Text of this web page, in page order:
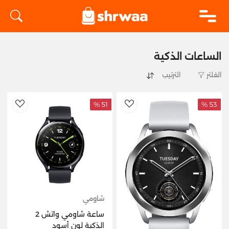
الساعات الذكية
الفلتر
AddToWishlist
53 %
51 %
شاومي
ساعة شاومي واتش 2
الذكية لون أسود